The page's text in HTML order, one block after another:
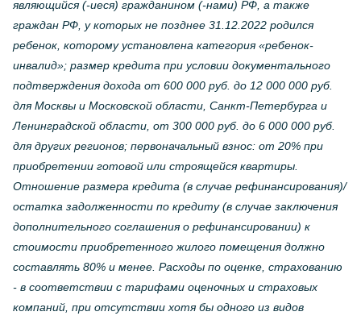
являющийся (-иеся) гражданином (-нами) РФ, а также
граждан РФ, у которых не позднее 31.12.2022 родился
ребенок, которому установлена категория «ребенок-
инвалид»; размер кредита при условии документального
подтверждения дохода от 600 000 руб. до 12 000 000 руб.
для Москвы и Московской области, Санкт-Петербурга и
Ленинградской области, от 300 000 руб. до 6 000 000 руб.
для других регионов; первоначальный взнос: от 20% при
приобретении готовой или строящейся квартиры.
Отношение размера кредита (в случае рефинансирования)/
остатка задолженности по кредиту (в случае заключения
дополнительного соглашения о рефинансировании) к
стоимости приобретенного жилого помещения должно
составлять 80% и менее. Расходы по оценке, страхованию
- в соответствии с тарифами оценочных и страховых
компаний, при отсутствии хотя бы одного из видов